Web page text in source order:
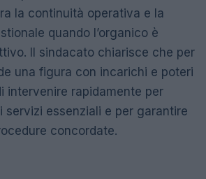
la continuità operativa e la
quando l’organico è
Il sindacato chiarisce che per
una figura con incarichi e poteri
intervenire rapidamente per
servizi essenziali e per garantire
concordate.